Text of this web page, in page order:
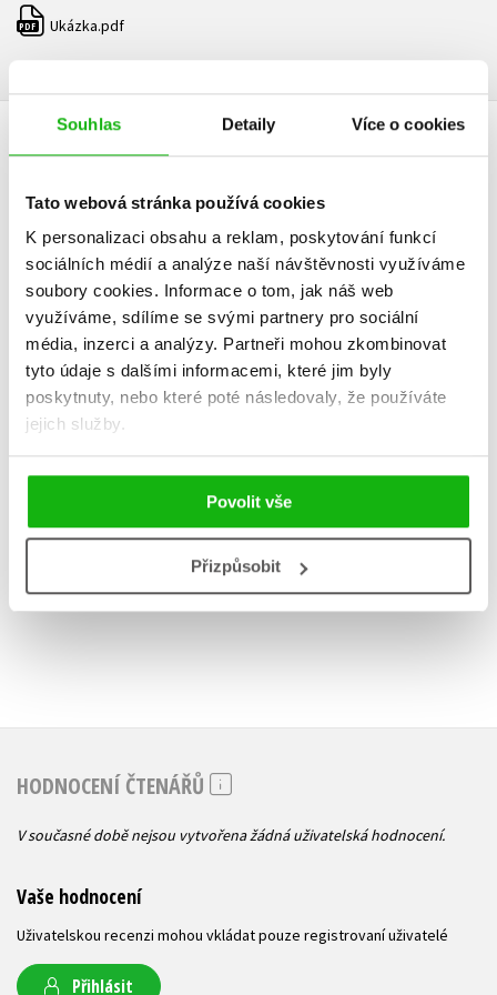
Souhlas Detaily Více o cookies
Tato webová stránka používá cookies
K personalizaci obsahu a reklam, poskytování funkcí
sociálních médií a analýze naší návštěvnosti využíváme
soubory cookies. Informace o tom, jak náš web
využíváme, sdílíme se svými partnery pro sociální
média, inzerci a analýzy. Partneři mohou zkombinovat
tyto údaje s dalšími informacemi, které jim byly
poskytnuty, nebo které poté následovaly, že používáte
jejich služby.
Povolit vše
Přizpůsobit
PDF Ukázka.pdf
DALŠÍ TITULY Z ŘADY "DYNASTIE VÉVODŮ"
Kdo by si chtěl brát
vévodu
Sabrina Jeffries
Do košíku
279 Kč
HODNOCENÍ ČTENÁŘŮ
V současné době nejsou vytvořena žádná uživatelská hodnocení.
Vaše hodnocení
Uživatelskou recenzi mohou vkládat pouze registrovaní uživatelé
Přihlásit